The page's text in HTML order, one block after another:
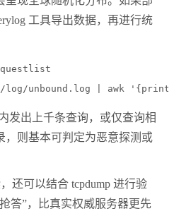
工具导出数据，再进行统
出上千条查询，或仅查询相
，则基本可判定为恶意探测或
可以结合 tcpdump 进行验
答”，比真实权威服务器更先